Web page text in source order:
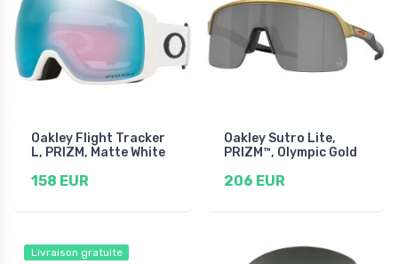
Oakley Flight Tracker
L, PRIZM, Matte White
158 EUR
Oakley Sutro Lite,
PRIZM™, Olympic Gold
206 EUR
Livraison gratuite